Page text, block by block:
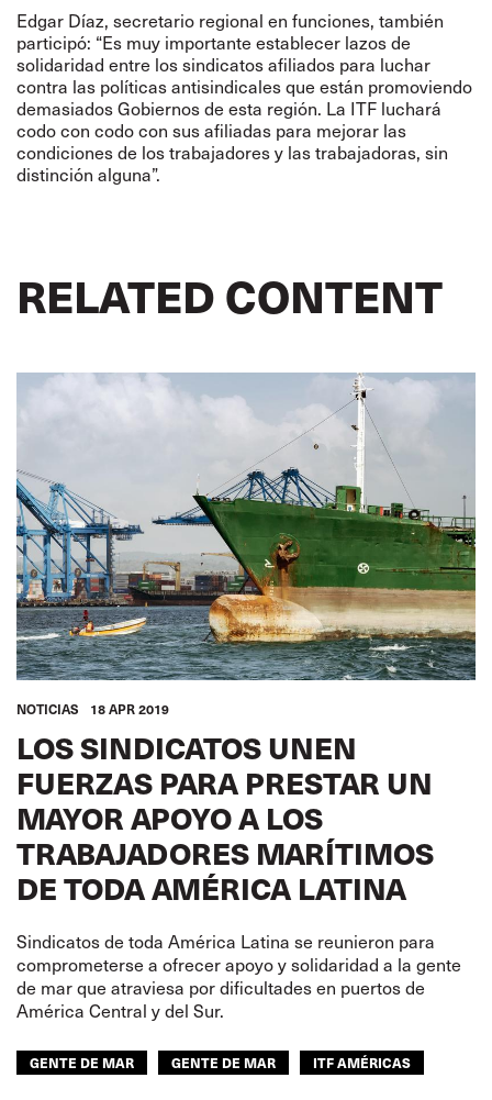
Edgar Díaz, secretario regional en funciones, también
participó: “Es muy importante establecer lazos de
solidaridad entre los sindicatos afiliados para luchar
contra las políticas antisindicales que están promoviendo
demasiados Gobiernos de esta región. La ITF luchará
codo con codo con sus afiliadas para mejorar las
condiciones de los trabajadores y las trabajadoras, sin
distinción alguna”.
RELATED CONTENT
NOTICIAS 18 APR 2019
LOS SINDICATOS UNEN
FUERZAS PARA PRESTAR UN
MAYOR APOYO A LOS
TRABAJADORES MARÍTIMOS
DE TODA AMÉRICA LATINA
Sindicatos de toda América Latina se reunieron para
comprometerse a ofrecer apoyo y solidaridad a la gente
de mar que atraviesa por dificultades en puertos de
América Central y del Sur.
GENTE DE MAR GENTE DE MAR ITF AMÉRICAS